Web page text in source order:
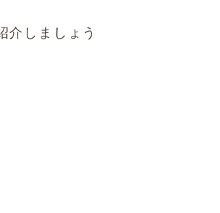
介しましょう